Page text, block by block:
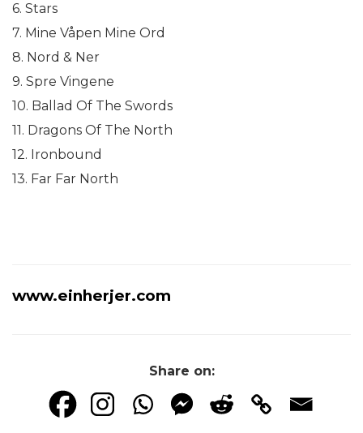
6. Stars
7. Mine Våpen Mine Ord
8. Nord & Ner
9. Spre Vingene
10. Ballad Of The Swords
11. Dragons Of The North
12. Ironbound
13. Far Far North
www.einherjer.com
Share on: